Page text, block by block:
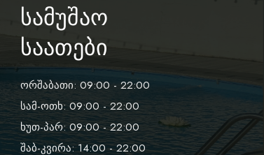
სამუშაო
საათები
ორშაბათი: 09:00 - 22:00
სამ-ოთხ: 09:00 - 22:00
ხუთ-პარ: 09:00 - 22:00
შაბ-კვირა: 14:00 - 22:00